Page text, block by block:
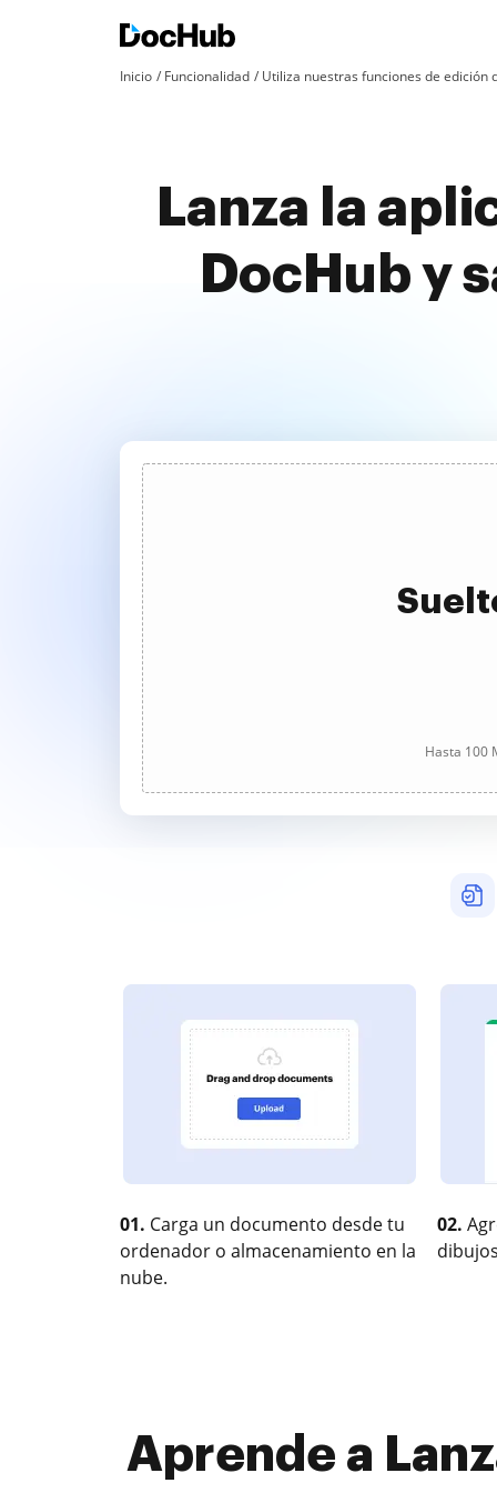
Inicio Funcionalidad Utiliza nuestras funciones de edición
Lanza la
DocHub y
Hasta 100
01. Carga un documento desde tu
ordenador o almacenamiento en la
nube.
02.
Aprende a